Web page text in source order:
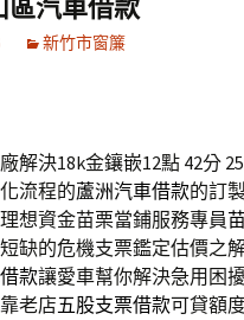
區汽車借款
新竹市窗簾
解決18k金鑲嵌12點 42分
流程的蘆洲汽車借款的訂
想資金苗栗當鋪服務專員
缺的危機支票鑑定估價之
款讓愛車幫你解決急用困
老店五股支票借款可貸額